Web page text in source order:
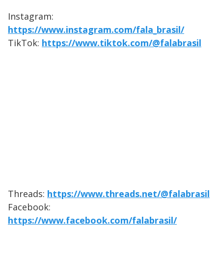
Instagram:
https://www.instagram.com/fala_brasil/
TikTok: https://www.tiktok.com/@falabrasil
Threads: https://www.threads.net/@falabrasil
Facebook:
https://www.facebook.com/falabrasil/